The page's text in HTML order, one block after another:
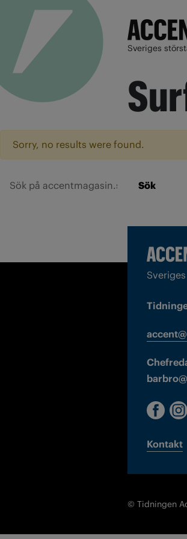
Sveriges
Sorry, no results were found.
Sök
Kontakt
© Tidningen